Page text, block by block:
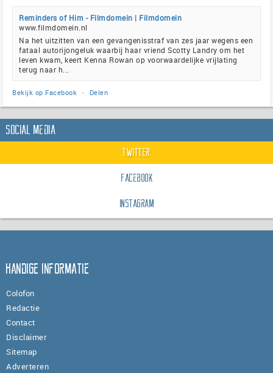
Reminders of Him - Filmdomein | Filmdomein
www.filmdomein.nl
Na het uitzitten van een gevangenisstraf van zes jaar wegens een
fataal autorijongeluk waarbij haar vriend Scotty Landry om het
leven kwam, keert Kenna Rowan op voorwaardelijke vrijlating
terug naar h...
Bekijk op Facebook · Delen
Social Media
Twitter
Facebook
Instagram
Handige informatie
Colofon
Redactie
Contact
Disclaimer
Sitemap
Adverteren